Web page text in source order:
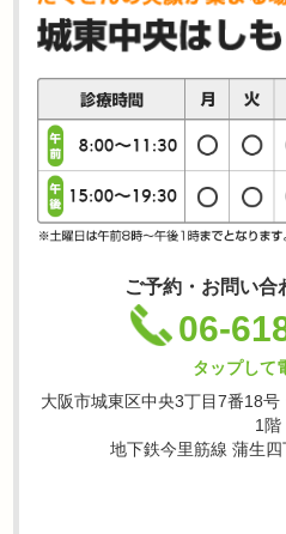
ご予約・お問い合
06-
タップして
大阪市城東区中央3丁目7番18
1階
地下鉄今里筋線 蒲生